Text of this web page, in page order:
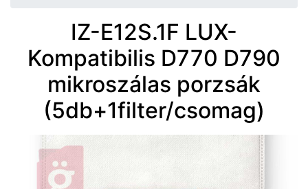
IZ-E12S.1F LUX-
Kompatibilis D770 D790
mikroszálas porzsák
(5db+1filter/csomag)